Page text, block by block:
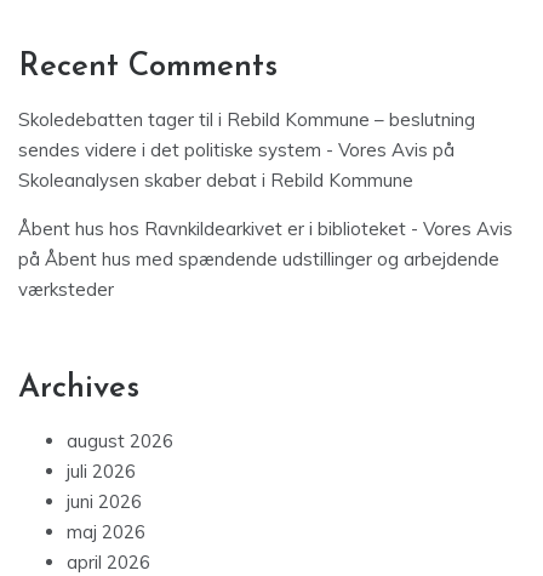
Recent Comments
Skoledebatten tager til i Rebild Kommune – beslutning
sendes videre i det politiske system - Vores Avis på
Skoleanalysen skaber debat i Rebild Kommune
Åbent hus hos Ravnkildearkivet er i biblioteket - Vores Avis
på Åbent hus med spændende udstillinger og arbejdende
værksteder
Archives
august 2026
juli 2026
juni 2026
maj 2026
april 2026